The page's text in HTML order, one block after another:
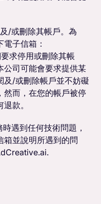
/或刪除其帳戶。為
子信箱：
求停用或刪除其帳
公司可能會要求提供某
及/或刪除帳戶並不妨礙
然而，在您的帳戶被停
款。
遇到任何技術問題，
箱並說明所遇到的問